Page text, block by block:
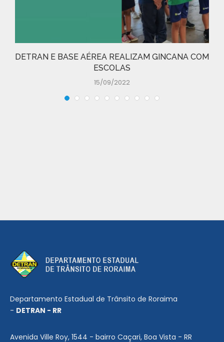
DETRAN E BASE AÉREA REALIZAM GINCANA COM
ESCOLAS
15/09/2022
Departamento Estadual de Trânsito de Roraima
- DETRAN - RR
Avenida Ville Roy, 1544 - bairro Caçari, Boa Vista - RR